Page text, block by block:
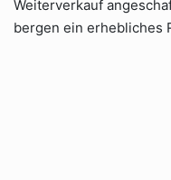
Weiterverkauf
bergen ein erhebliches